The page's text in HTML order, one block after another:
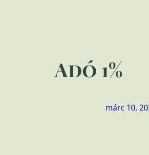
Adó 1%
márc 10,